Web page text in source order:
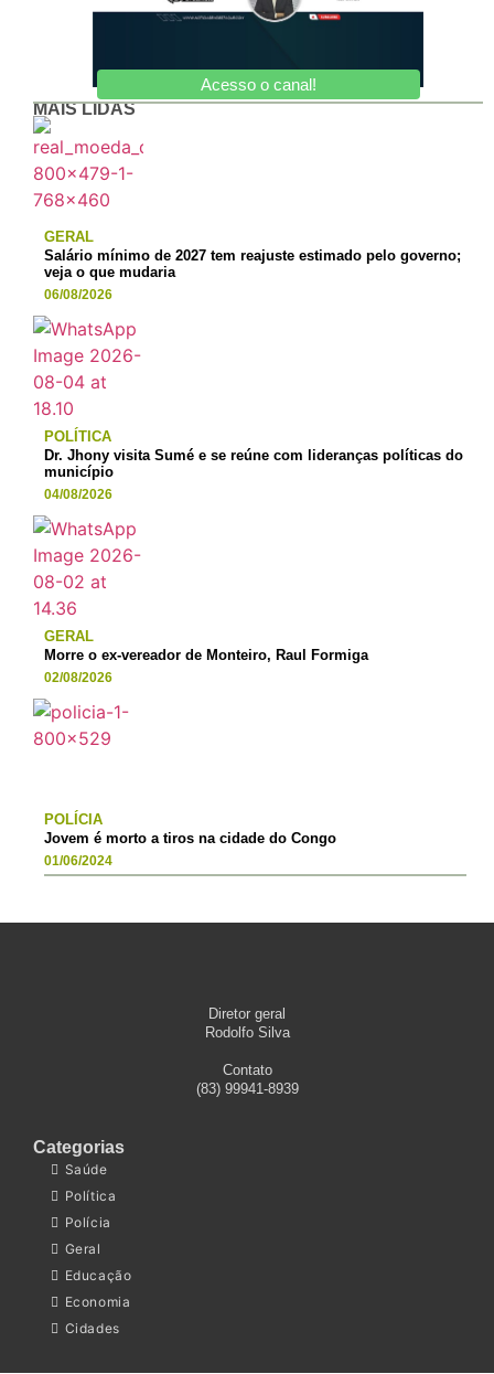
Acesso o canal!
MAIS LIDAS
GERAL
Salário mínimo de 2027 tem reajuste estimado pelo governo;
veja o que mudaria
06/08/2026
POLÍTICA
Dr. Jhony visita Sumé e se reúne com lideranças políticas do
município
04/08/2026
GERAL
Morre o ex-vereador de Monteiro, Raul Formiga
02/08/2026
POLÍCIA
Jovem é morto a tiros na cidade do Congo
01/06/2024
Diretor geral
Rodolfo Silva
Contato
(83) 99941-8939
Categorias
Saúde
Política
Polícia
Geral
Educação
Economia
Cidades